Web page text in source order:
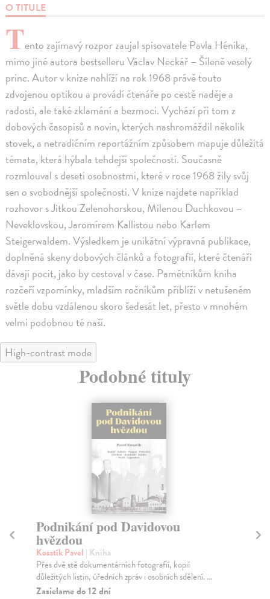
O TITULE
Tento zajímavý rozpor zaujal spisovatele Pavla Hénika,
mimo jiné autora bestselleru Václav Neckář – Šíleně veselý
princ. Autor v knize nahlíží na rok 1968 právě touto
zdvojenou optikou a provádí čtenáře po cestě naděje a
radosti, ale také zklamání a bezmoci. Vychází při tom z
dobových časopisů a novin, kterých nashromáždil několik
stovek, a netradičním reportážním způsobem mapuje důležitá
témata, která hýbala tehdejší společností. Současně
rozmlouval s deseti osobnostmi, které v roce 1968 žily svůj
sen o svobodnější společnosti. V knize najdete například
rozhovor s Jitkou Zelenohorskou, Milenou Duchkovou –
Neveklovskou, Jaromírem Kallistou nebo Karlem
Steigerwaldem. Výsledkem je unikátní výpravná publikace,
doplněná skeny dobových článků a fotografií, které čtenáři
dávají pocit, jako by cestoval v čase. Pamětníkům kniha
rozčeří vzpomínky, mladším ročníkům přiblíží v netušeném
světle dobu vzdálenou skoro šedesát let, přesto v mnohém
velmi podobnou té naší.
High-contrast mode
Podobné tituly
Podnikání pod Davidovou
hvězdou
Kosatík Pavel | Kniha
Přes dvě stě dokumentárních fotografií, kopií
důležitých listin, úředních zpráv i osobních sdělení. ...
Zasielame do 12 dní